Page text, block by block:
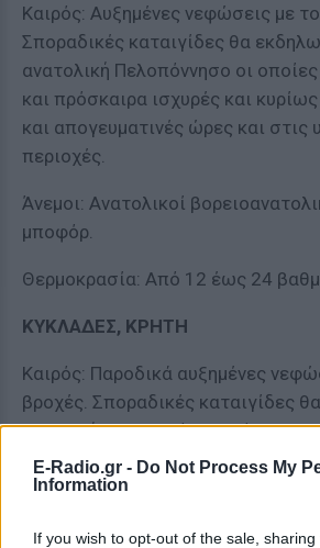
E-Radio.gr - Do Not Process My
Information
If you wish to opt-out of the sale,
Καιρός: Αυξημένες νεφώσεις με
Σποραδικές καταιγίδες θα
ανατολική Πελοπόννησο οι
και πρόσκαιρα ισχυρές και
και απογευματινές ώρες και στις
περιοχές.
Άνεμοι: Ανατολικοί
μποφόρ.
Θερμοκρασία: Από 12 έως 24
ΚΥΚΛΑΔΕΣ, ΚΡΗΤΗ
Καιρός: Παροδικά αυξημένες
βροχές. Σποραδικές καταιγίδες
στην Κρήτη και από το απόγευμα
μεμονωμένες και στις Κυκλάδες.
διευθύνσεις 3 με 5 μποφόρ.